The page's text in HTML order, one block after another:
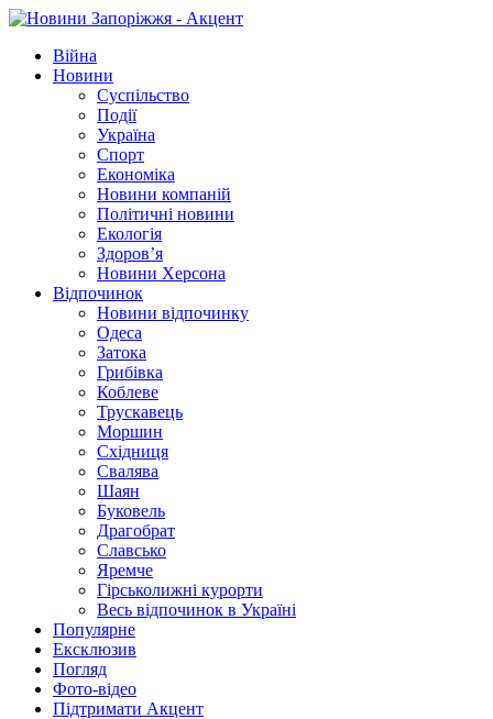
Війна
Новини
Суспільство
Події
Україна
Спорт
Економіка
Новини компаній
Політичні новини
Екологія
Здоров’я
Новини Херсона
Відпочинок
Новини відпочинку
Одеса
Затока
Грибівка
Коблеве
Трускавець
Моршин
Східниця
Свалява
Шаян
Буковель
Драгобрат
Славсько
Яремче
Гірськолижні курорти
Весь відпочинок в Україні
Популярне
Ексклюзив
Погляд
Фото-відео
Підтримати Акцент